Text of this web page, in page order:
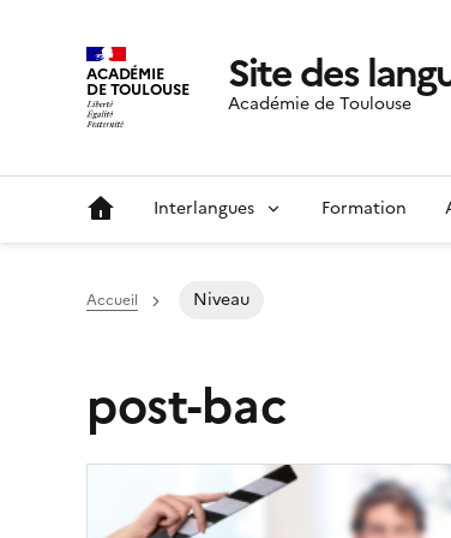
ACADÉMIE
DE TOULOUSE Site des
Académie de Toulouse
Interlangues Formation
Accueil Niveau
post-bac